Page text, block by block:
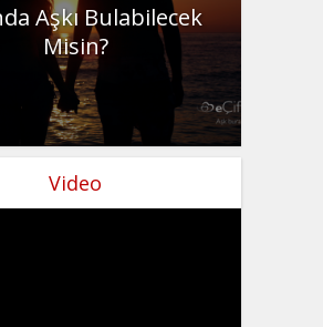
Aşkı Bulabilecek
Misin?
Video